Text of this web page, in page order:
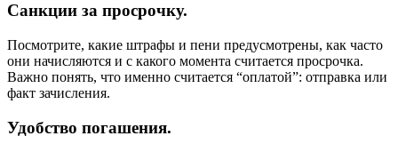
Санкции за просрочку.
Посмотрите, какие штрафы и пени предусмотрены, как часто
они начисляются и с какого момента считается просрочка.
Важно понять, что именно считается “оплатой”: отправка или
факт зачисления.
Удобство погашения.